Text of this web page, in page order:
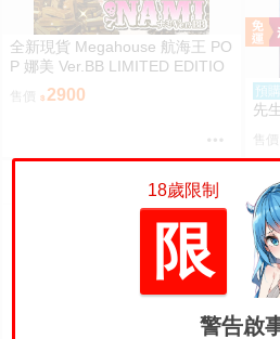
全新現貨 Megahouse 航海王 PO
P 娜美 Ver.BB LIMITED EDITIO
N PVC
售價 2900 預購
先
ま
售價
18歲限制
限
警告啟